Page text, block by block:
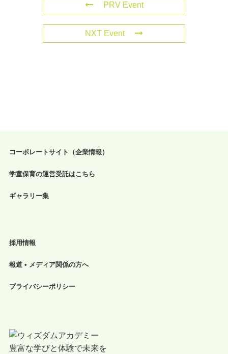
PRV Event
NXT Event
コーポレートサイト（企業情報）
学童保育の運営受託はこちら
ギャラリー集
採用情報
報道 • メディア関係の方へ
プライバシーポリシー